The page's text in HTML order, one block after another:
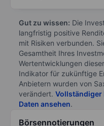
Gut zu wissen: Die
langfristig positive
mit Risiken verbunden.
Gesamtheit Ihres
Wertentwicklungen
Indikator für zukünftige
Anbietern wurden von
verändert.
Daten ansehen.
Börsennotierungen